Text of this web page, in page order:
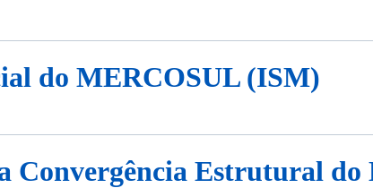
do MERCOSUL (ISM)
Convergência Estrutural